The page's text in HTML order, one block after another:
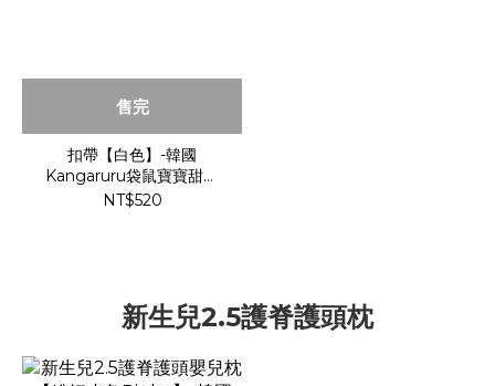
售完
扣帶【白色】-韓國
Kangaruru袋鼠寶寶甜睡
安全寢具
NT$520
新生兒2.5護脊護頭枕